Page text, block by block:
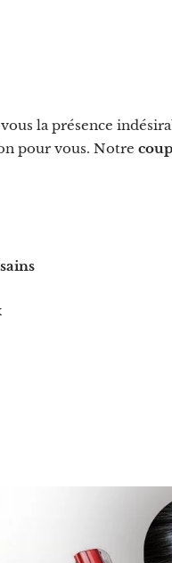
la présence
pour vous. Notre